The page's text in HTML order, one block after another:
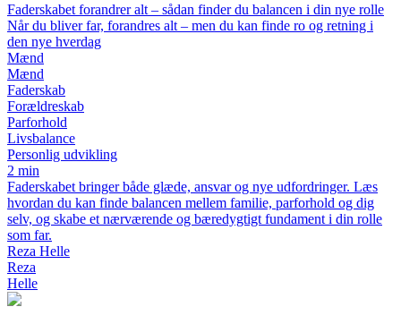
Faderskabet forandrer alt – sådan finder du balancen i din nye rolle
Når du bliver far, forandres alt – men du kan finde ro og retning i
den nye hverdag
Mænd
Mænd
Faderskab
Forældreskab
Parforhold
Livsbalance
Personlig udvikling
2 min
Faderskabet bringer både glæde, ansvar og nye udfordringer. Læs
hvordan du kan finde balancen mellem familie, parforhold og dig
selv, og skabe et nærværende og bæredygtigt fundament i din rolle
som far.
Reza Helle
Reza
Helle